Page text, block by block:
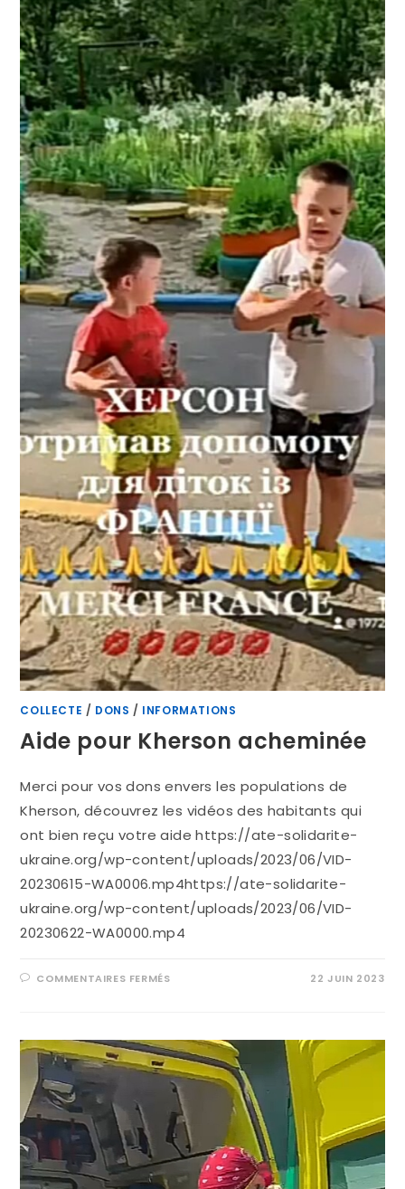
COLLECTE / DONS / INFORMATIONS
Aide pour Kherson acheminée
Merci pour vos dons envers les populations de
Kherson, découvrez les vidéos des habitants qui
ont bien reçu votre aide https://ate-solidarite-
ukraine.org/wp-content/uploads/2023/06/VID-
20230615-WA0006.mp4https://ate-solidarite-
ukraine.org/wp-content/uploads/2023/06/VID-
20230622-WA0000.mp4
COMMENTAIRES FERMÉS 22 JUIN 2023